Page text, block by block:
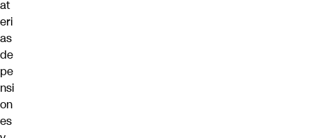
at
eri
as
de
pe
nsi
on
es